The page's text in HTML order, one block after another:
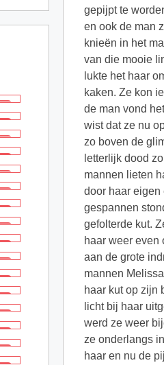
gepijpt te
en ook de man
knieën in het
van die mooie
lukte het haar
kaken. Ze kon
de man vond
wist dat ze nu
zo boven de
letterlijk dood
mannen lieten
door haar
gespannen
gefolterde kut.
haar weer even
aan de grote
mannen
haar kut op zijn
licht bij haar
werd ze weer
ze onderlangs
haar en nu de